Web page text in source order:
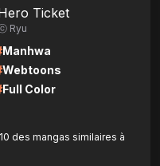
Ticket
Ryu
Manhwa
Webtoons
Full Color
des mangas similaires à